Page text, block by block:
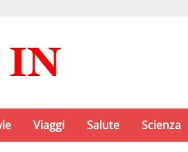
Viaggi Salute Scienza